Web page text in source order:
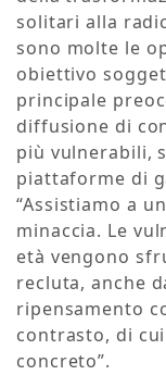
solitari alla
sono molte le
obiettivo
principale
diffusione di
più vulnerabili,
piattaforme di
“Assistiamo a
minaccia. Le
età vengono
recluta, anche
ripensamento
contrasto, di
concreto”.